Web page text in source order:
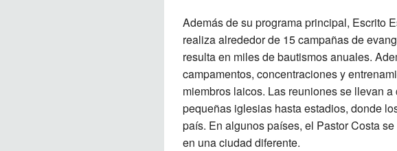
Además de su programa principal, Escrito
realiza alrededor de 15 campañas de
resulta en miles de bautismos anuales.
campamentos, concentraciones y
miembros laicos. Las reuniones se llevan
pequeñas iglesias hasta estadios, donde
país. En algunos países, el Pastor Costa
en una ciudad diferente.